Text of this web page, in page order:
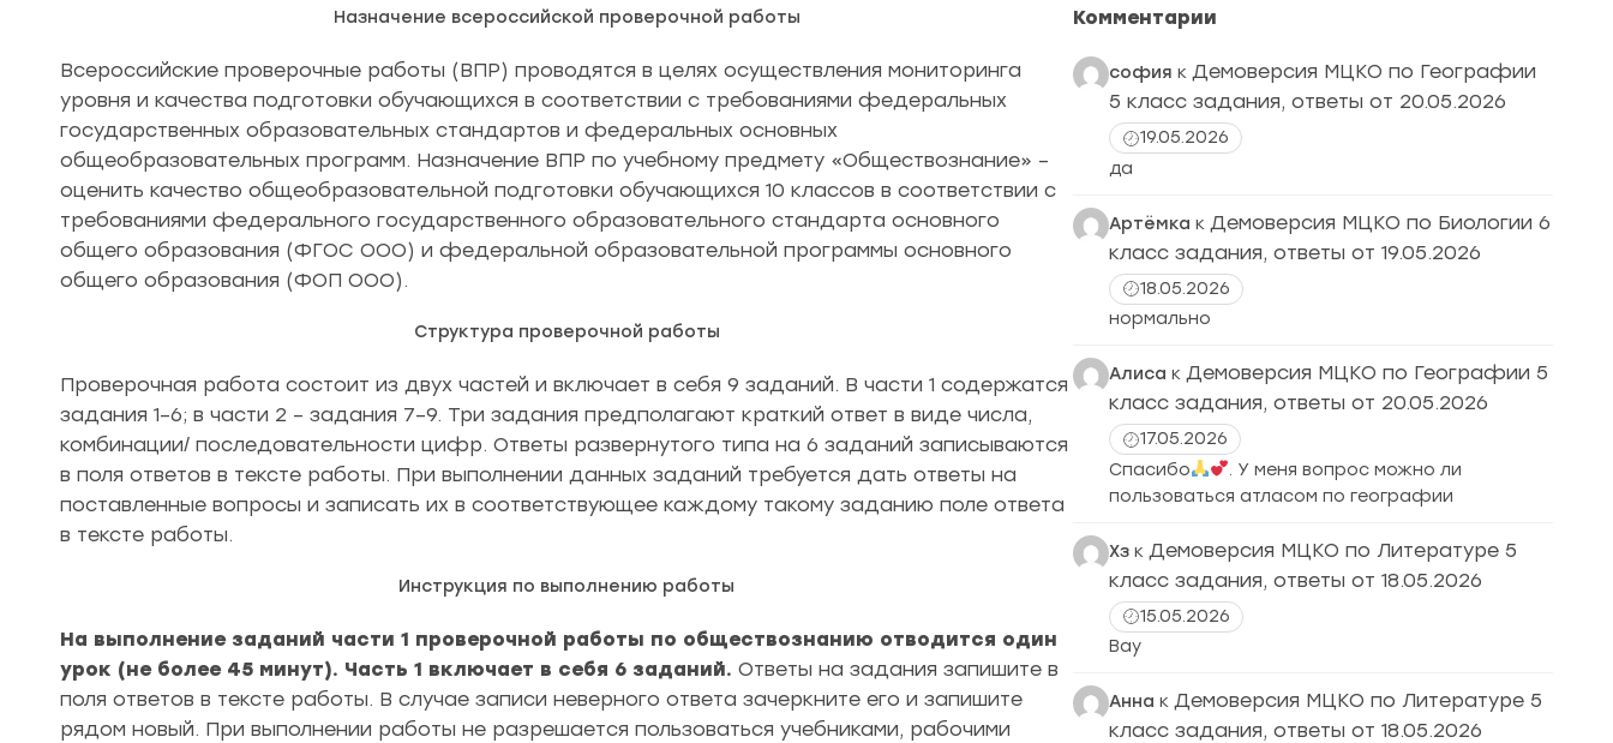
Назначение всероссийской проверочной работы
Всероссийские проверочные работы (ВПР) проводятся в целях осуществления мониторинга
уровня и качества подготовки обучающихся в соответствии с требованиями федеральных
государственных образовательных стандартов и федеральных основных
общеобразовательных программ. Назначение ВПР по учебному предмету «Обществознание» –
оценить качество общеобразовательной подготовки обучающихся 10 классов в соответствии с
требованиями федерального государственного образовательного стандарта основного
общего образования (ФГОС ООО) и федеральной образовательной программы основного
общего образования (ФОП ООО).
Структура проверочной работы
Проверочная работа состоит из двух частей и включает в себя 9 заданий. В части 1 содержатся
задания 1–6; в части 2 – задания 7–9. Три задания предполагают краткий ответ в виде числа,
комбинации/ последовательности цифр. Ответы развернутого типа на 6 заданий записываются
в поля ответов в тексте работы. При выполнении данных заданий требуется дать ответы на
поставленные вопросы и записать их в соответствующее каждому такому заданию поле ответа
в тексте работы.
Инструкция по выполнению работы
На выполнение заданий части 1 проверочной работы по обществознанию отводится один
урок (не более 45 минут). Часть 1 включает в себя 6 заданий. Ответы на задания запишите в
поля ответов в тексте работы. В случае записи неверного ответа зачеркните его и запишите
рядом новый. При выполнении работы не разрешается пользоваться учебниками, рабочими
Комментарии
софия к Демоверсия МЦКО по Географии
5 класс задания, ответы от 20.05.2026
19.05.2026
да
Артёмка к Демоверсия МЦКО по Биологии 6
класс задания, ответы от 19.05.2026
18.05.2026
нормально
Алиса к Демоверсия МЦКО по Географии 5
класс задания, ответы от 20.05.2026
17.05.2026
Спасибо
. У меня вопрос можно ли
пользоваться атласом по географии
Хз к Демоверсия МЦКО по Литературе 5
класс задания, ответы от 18.05.2026
15.05.2026
Вау
Анна к Демоверсия МЦКО по Литературе 5
класс задания, ответы от 18.05.2026